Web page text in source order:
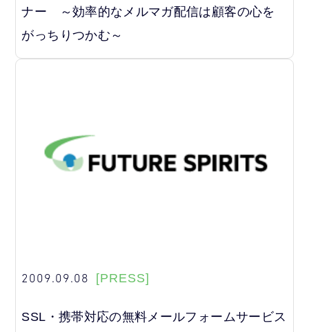
ナー ～効率的なメルマガ配信は顧客の心を
がっちりつかむ～
2009.09.08 [PRESS]
SSL・携帯対応の無料メールフォームサービス